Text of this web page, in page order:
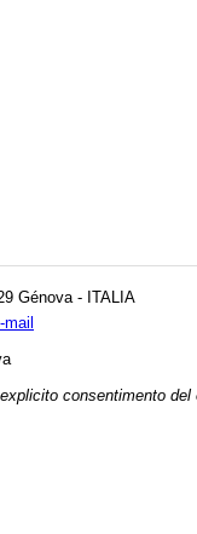
Génova - ITALIA
mail
consentimento del